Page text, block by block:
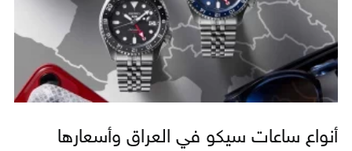
أنواع ساعات سيكو في العراق وأسعارها